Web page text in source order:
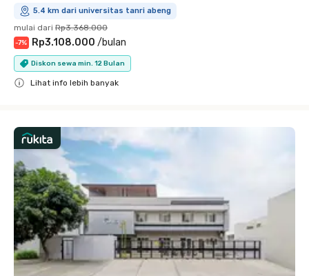
5.4 km dari universitas tanri abeng
mulai dari Rp3.368.000
-7% Rp3.108.000 /bulan
Diskon sewa min. 12 Bulan
Lihat info lebih banyak